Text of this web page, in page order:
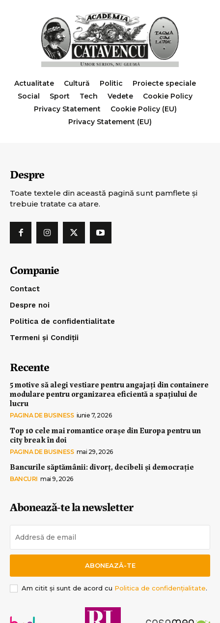
Actualitate Cultură Politic
Proiecte speciale
Social
Sport Tech Vedete
Cookie Policy
Privacy Statement
Cookie Policy (EU)
Privacy Statement (EU)
Despre
Toate textele din această pagină sunt pamflete şi
trebuie tratate ca atare.
Companie
Contact
Despre noi
Politica de confidentialitate
Termeni și Condiții
Recente
5 motive să alegi vestiare pentru angajați din containere
modulare pentru organizarea eficientă a spațiului de
lucru
PAGINA DE BUSINESS iunie 7, 2026
Top 10 cele mai romantice orașe din Europa pentru un
city break în doi
PAGINA DE BUSINESS mai 29, 2026
Bancurile săptămânii: divorț, decibeli și democrație
BANCURI mai 9, 2026
Abonează-te la newsletter
ABONEAZĂ-TE
Am citit și sunt de acord cu Politica de confidențialitate.